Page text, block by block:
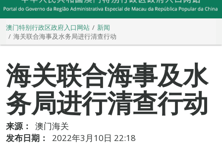
澳门特别行政区政府入口网站
新闻
海关联合海事及水务局进行清查行动
海关联合海事及水
务局进行清查行动
来源：
澳门海关
发布日期：
2022年3月10日 22:18